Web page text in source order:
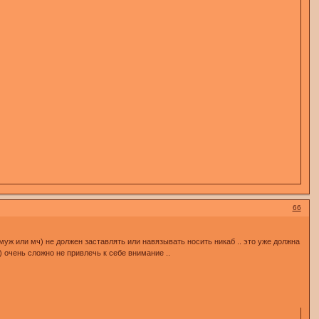
66
или мч) не должен заставлять или навязывать носить никаб .. это уже должна
сложно не привлечь к себе внимание ..